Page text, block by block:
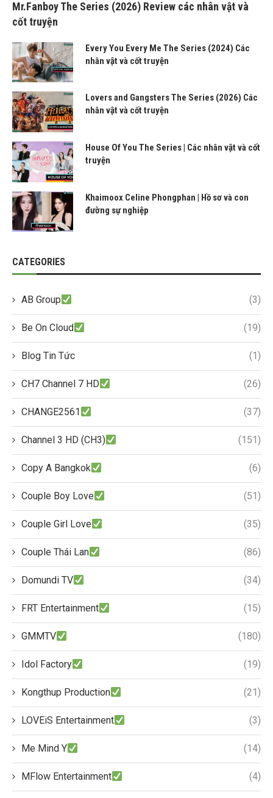
Mr.Fanboy The Series (2026) Review các nhân vật và
cốt truyện
Every You Every Me The Series (2024) Các
nhân vật và cốt truyện
Lovers and Gangsters The Series (2026) Các
nhân vật và cốt truyện
House Of You The Series | Các nhân vật và cốt
truyện
Khaimoox Celine Phongphan | Hồ sơ và con
đường sự nghiệp
CATEGORIES
AB Group (3)
Be On Cloud (19)
Blog Tin Tức (1)
CH7 Channel 7 HD (26)
CHANGE2561 (37)
Channel 3 HD (CH3) (151)
Copy A Bangkok (6)
Couple Boy Love (51)
Couple Girl Love (35)
Couple Thái Lan (86)
Domundi TV (34)
FRT Entertainment (15)
GMMTV (180)
Idol Factory (19)
Kongthup Production (21)
LOVEiS Entertainment (3)
Me Mind Y (14)
MFlow Entertainment (4)